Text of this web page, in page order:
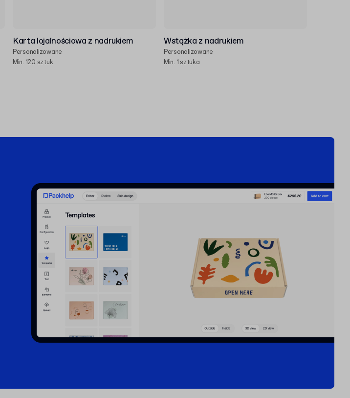
Karta lojalnościowa z nadrukiem
Personalizowane
Min. 120 sztuk
Wstążka z nadrukiem
Personalizowane
Min. 1 sztuka